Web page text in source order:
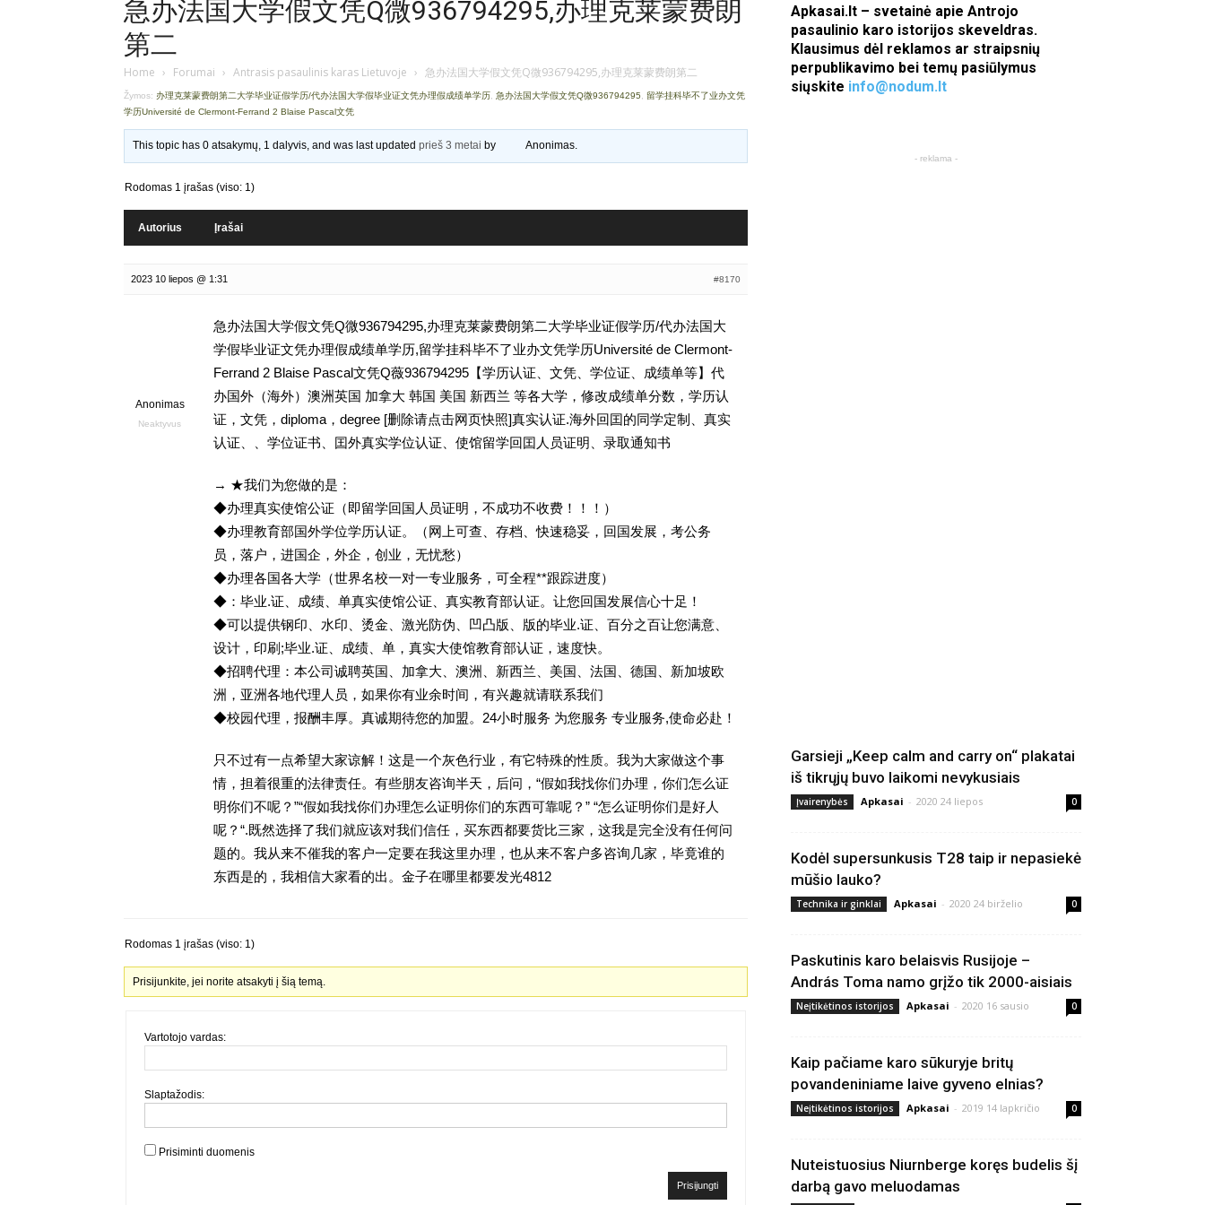
急办法国大学假文凭Q微936794295,办理克莱蒙费朗
第二
Home › Forumai › Antrasis pasaulinis karas Lietuvoje › 急办法国大学假文凭Q微936794295,办理克莱蒙费朗第二
Žymos: 办理克莱蒙费朗第二大学毕业证假学历/代办法国大学假毕业证文凭办理假成绩单学历 急办法国大学假文凭Q微936794295
留学挂科毕不了业办文凭
学历Université de Clermont-Ferrand 2 Blaise Pascal文凭
This topic has 0 atsakymų, 1 dalyvis, and was last updatedprieš 3 metai by Anonimas.
Rodomas 1 įrašas (viso: 1)
Autorius Įrašai
2023 10 liepos @ 1:31 #8170
Anonimas
Neaktyvus
急办法国大学假文凭Q微936794295,办理克莱蒙费朗第二大学毕业证假学历/代办法国大
学假毕业证文凭办理假成绩单学历,留学挂科毕不了业办文凭学历Université de Clermont-
Ferrand 2 Blaise Pascal文凭Q薇936794295【学历认证、文凭、学位证、成绩单等】代
办国外（海外）澳洲英国 加拿大 韩国 美国 新西兰 等各大学，修改成绩单分数，学历认
证，文凭，diploma，degree [删除请点击网页快照]真实认证.海外回囯的同学定制、真实
认证、、学位证书、囯外真实学位认证、使馆留学回囯人员证明、录取通知书
→ ★我们为您做的是：
◆办理真实使馆公证（即留学回国人员证明，不成功不收费！！！）
◆办理教育部国外学位学历认证。（网上可查、存档、快速稳妥，回国发展，考公务
员，落户，进国企，外企，创业，无忧愁）
◆办理各国各大学（世界名校一对一专业服务，可全程**跟踪进度）
◆：毕业.证、成绩、单真实使馆公证、真实教育部认证。让您回国发展信心十足！
◆可以提供钢印、水印、烫金、激光防伪、凹凸版、版的毕业.证、百分之百让您满意、
设计，印刷;毕业.证、成绩、单，真实大使馆教育部认证，速度快。
◆招聘代理：本公司诚聘英国、加拿大、澳洲、新西兰、美国、法国、德国、新加坡欧
洲，亚洲各地代理人员，如果你有业余时间，有兴趣就请联系我们
◆校园代理，报酬丰厚。真诚期待您的加盟。24小时服务 为您服务 专业服务,使命必赴！
只不过有一点希望大家谅解！这是一个灰色行业，有它特殊的性质。我为大家做这个事
情，担着很重的法律责任。有些朋友咨询半天，后问，“假如我找你们办理，你们怎么证
明你们不呢？”“假如我找你们办理怎么证明你们的东西可靠呢？” “怎么证明你们是好人
呢？“.既然选择了我们就应该对我们信任，买东西都要货比三家，这我是完全没有任何问
题的。我从来不催我的客户一定要在我这里办理，也从来不客户多咨询几家，毕竟谁的
东西是的，我相信大家看的出。金子在哪里都要发光4812
Rodomas 1 įrašas (viso: 1)
Prisijunkite, jei norite atsakyti į šią temą.
Vartotojo vardas:
Slaptažodis:
Prisiminti duomenis
Prisijungti
Apkasai.lt – svetainė apie Antrojo
pasaulinio karo istorijos skeveldras.
Klausimus dėl reklamos ar straipsnių
perpublikavimo bei temų pasiūlymus
siųskite info@nodum.lt
- reklama -
Garsieji „Keep calm and carry on“ plakatai
iš tikrųjų buvo laikomi nevykusiais
Įvairenybės Apkasai - 2020 24 liepos 0
Kodėl supersunkusis T28 taip ir nepasiekė
mūšio lauko?
Technika ir ginklai Apkasai - 2020 24 birželio 0
Paskutinis karo belaisvis Rusijoje –
András Toma namo grįžo tik 2000-aisiais
Neįtikėtinos istorijos Apkasai - 2020 16 sausio 0
Kaip pačiame karo sūkuryje britų
povandeniniame laive gyveno elnias?
Neįtikėtinos istorijos Apkasai - 2019 14 lapkričio 0
Nuteistuosius Niurnberge koręs budelis šį
darbą gavo meluodamas